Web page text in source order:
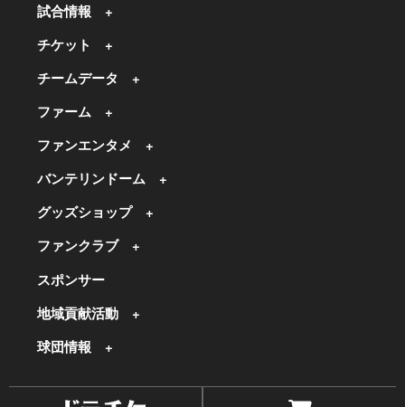
試合情報
チケット
チームデータ
ファーム
ファンエンタメ
バンテリンドーム
グッズショップ
ファンクラブ
スポンサー
地域貢献活動
球団情報